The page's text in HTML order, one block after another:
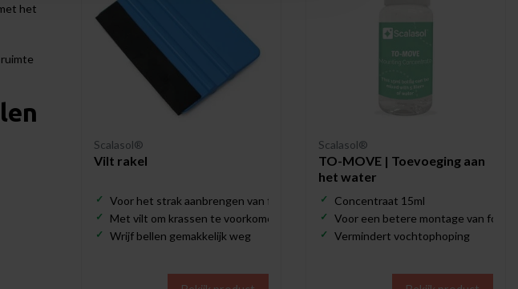
het
Scalasol®
Vilt rakel
Voor het strak aanbrengen van folie
Met vilt om krassen te voorkomen
Wrijf bellen gemakkelijk weg
Scalasol®
TO-MOVE | Toevoeging aan
het water
Concentraat 15ml
Voor een betere montage van folie
Vermindert vochtophoping